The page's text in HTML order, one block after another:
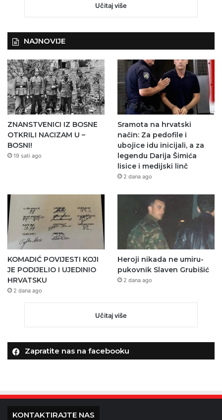
Učitaj više
NAJNOVIJE
ZNANSTVENICI IZ BOSNE
OTKRILI NACIZAM U –
BOSNI!
19 sati ago
Sramota na hrvatski
način: Za pedofile i
ubojice idu inicijali, a za
legendu Darija Šimića
lisice i medijski linč
2 dana ago
KOMADIĆ POVIJESTI KOJI
JE PODIJELIO I UJEDINIO
HRVATSKU
2 dana ago
Heroji nikada ne umiru-
pukovnik Slaven Grubišić
2 dana ago
Učitaj više
Zapratite nas na facebooku
KONTAKTIRAJTE NAS